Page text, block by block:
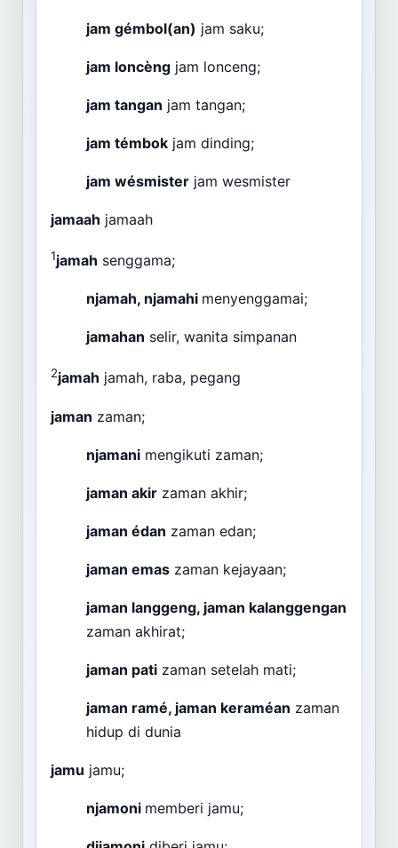
jam gémbol(an) jam saku;
jam loncèng jam lonceng;
jam tangan jam tangan;
jam témbok jam dinding;
jam wésmister jam wesmister
jamaah jamaah
1jamah senggama;
njamah, njamahi menyenggamai;
jamahan selir, wanita simpanan
2jamah jamah, raba, pegang
jaman zaman;
njamani mengikuti zaman;
jaman akir zaman akhir;
jaman édan zaman edan;
jaman emas zaman kejayaan;
jaman langgeng, jaman kalanggengan
zaman akhirat;
jaman pati zaman setelah mati;
jaman ramé, jaman keraméan zaman
hidup di dunia
jamu jamu;
njamoni memberi jamu;